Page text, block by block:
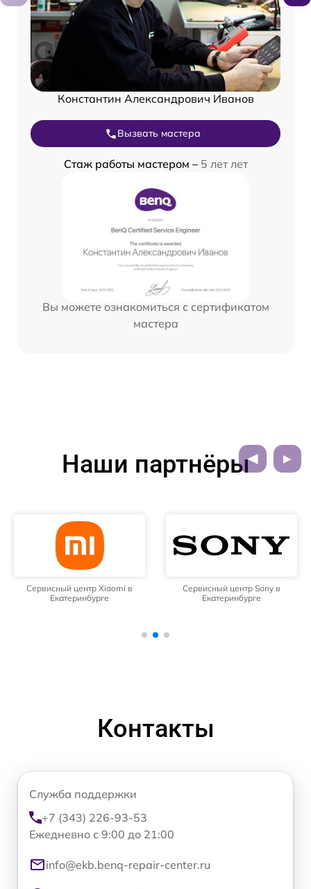
Константин Александрович Иванов
Вызвать мастера
Стаж работы мастером – 5 лет лет
Вы можете ознакомиться с сертификатом
мастера
Наши партнёры
Сервисный центр Xiaomi в
Екатеринбурге
Сервисный центр Sony в
Екатеринбурге
Контакты
Служба поддержки
+7 (343) 226-93-53
Ежедневно с 9:00 до 21:00
info@ekb.benq-repair-center.ru